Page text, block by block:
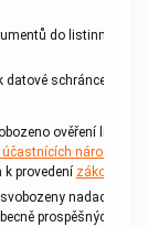
do listinné
datové schránce
ověření listiny
národního
k provedení zákona č.
nadace a
prospěšných